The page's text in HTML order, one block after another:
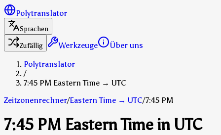
Polytranslator
Sprachen
Zufällig
Werkzeuge
Über uns
Polytranslator
/
7:45 PM Eastern Time → UTC
Zeitzonenrechner/Eastern Time → UTC/7:45 PM
7:45 PM Eastern Time in UTC